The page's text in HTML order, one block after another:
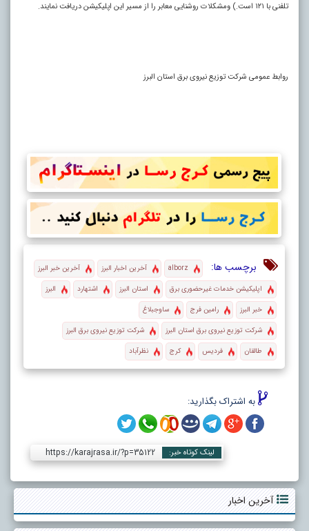
تلفنی با ۱۲۱ است.) ومشکلات روشنایی معابر را از مسیر این اپلیکیشن دریافت نمایند.
روابط عمومی شرکت توزیع نیروی برق استان البرز
برچسب ها: alborz آخرین اخبار البرز
آخرین خبر البرز
اپلیکیشن خدمات غیرحضوری برق
استان البرز اشتهارد
البرز
خبر البرز
رامین فرج
ساوجبلاغ
شرکت توزیع نیروی برق استان البرز
شرکت توزیع نیروی برق البرز
طالقان
فردیس کرج نظرآباد
به اشتراک بگذارید:
لینک کوتاه خبر: https://karajrasa.ir/?p=35122
آخرین اخبار